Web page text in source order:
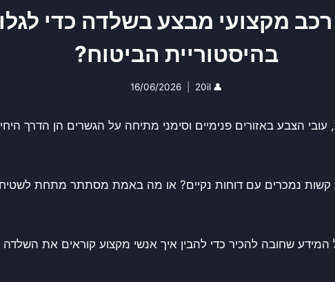
רכב מקצועי מבצע בשלדה כדי
בהיסטוריית הביטוח?
👤
20il
16/06/2026
עובי הצבע באזורים פנימיים וסימני מתיחה על הגשרים הן הדרך
נמכרים עם דוחות נקיים? או מה באמת מסתתר מתחת
שחובה להכיר כדי להבין איך אנשי מקצוע קוראים את